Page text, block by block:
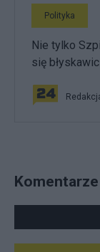
Polityka
Nie tylko
się
Komentarze